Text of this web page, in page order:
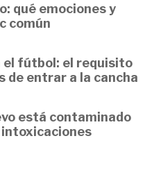
qué emociones y
común
el fútbol: el requisito
de entrar a la cancha
está contaminado
intoxicaciones